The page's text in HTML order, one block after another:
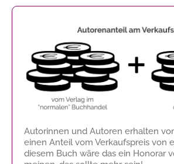
Autorinnen und Autoren erhalten
einen Anteil vom Verkaufspreis von
diesem Buch wäre das ein Honorar